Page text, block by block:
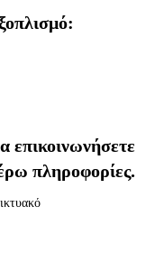
επικοινωνήσετε
πληροφορίες.